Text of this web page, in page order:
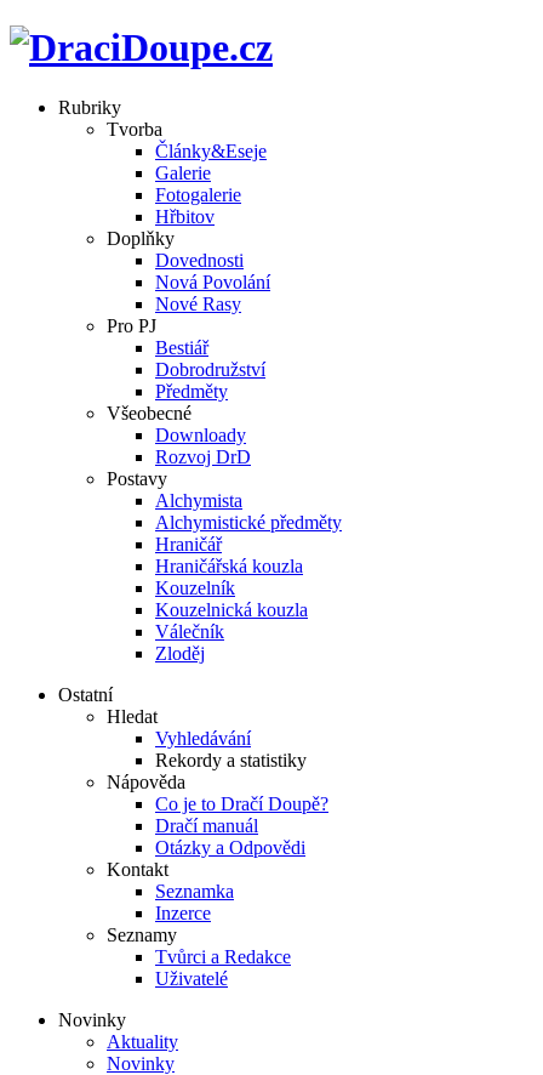
Rubriky
Tvorba
Články&Eseje
Galerie
Fotogalerie
Hřbitov
Doplňky
Dovednosti
Nová Povolání
Nové Rasy
Pro PJ
Bestiář
Dobrodružství
Předměty
Všeobecné
Downloady
Rozvoj DrD
Postavy
Alchymista
Alchymistické předměty
Hraničář
Hraničářská kouzla
Kouzelník
Kouzelnická kouzla
Válečník
Zloděj
Ostatní
Hledat
Vyhledávání
Rekordy a statistiky
Nápověda
Co je to Dračí Doupě?
Dračí manuál
Otázky a Odpovědi
Kontakt
Seznamka
Inzerce
Seznamy
Tvůrci a Redakce
Uživatelé
Novinky
Aktuality
Novinky